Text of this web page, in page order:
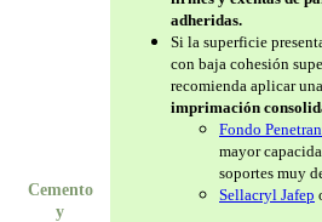
Cemento
y
adheridas.
Si la superficie
con baja cohesión
recomienda aplicar una
imprimación
Fondo
mayor
soportes muy
Sellacryl Jafep